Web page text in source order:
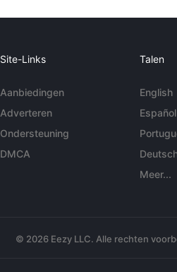
Site-Links
Aanbiedingen
Adverteren
Ondersteuning
DMCA
Talen
English
Español
Meer...
© 2026 Eezy LLC. Alle rechten